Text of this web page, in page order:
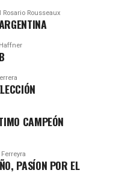
Rosario Rousseaux
CAMPEÓN
PASÍON POR EL